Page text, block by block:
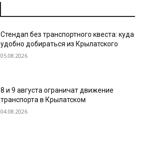
Стендап без транспортного квеста: куда
удобно добираться из Крылатского
05.08.2026
8 и 9 августа ограничат движение
транспорта в Крылатском
04.08.2026